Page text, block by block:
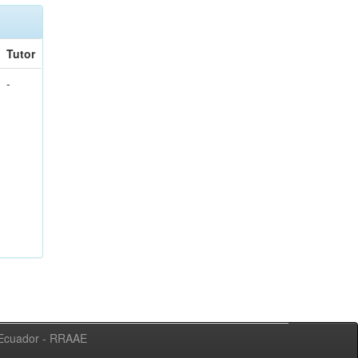
Tutor
-
- RRAAE